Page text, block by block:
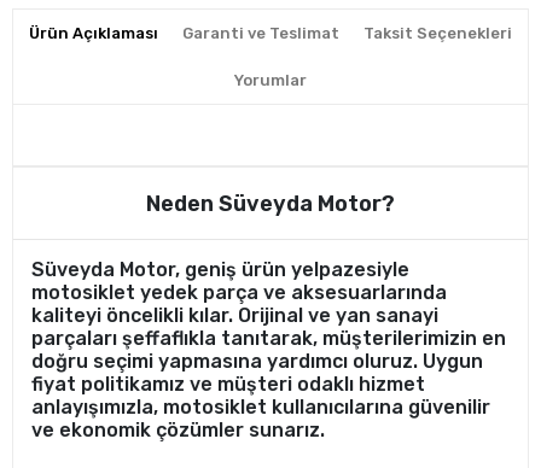
Ürün Açıklaması Garanti ve Teslimat Taksit Seçenekleri
Yorumlar
Neden Süveyda Motor?
Süveyda Motor, geniş ürün yelpazesiyle
motosiklet yedek parça ve aksesuarlarında
kaliteyi öncelikli kılar. Orijinal ve yan sanayi
parçaları şeffaflıkla tanıtarak, müşterilerimizin en
doğru seçimi yapmasına yardımcı oluruz. Uygun
fiyat politikamız ve müşteri odaklı hizmet
anlayışımızla, motosiklet kullanıcılarına güvenilir
ve ekonomik çözümler sunarız.